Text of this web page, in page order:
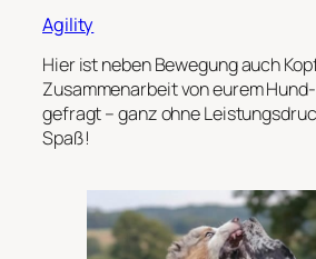
Agility
Hier ist neben Bewegung auch
Zusammenarbeit von eurem
gefragt – ganz ohne
Spaß!